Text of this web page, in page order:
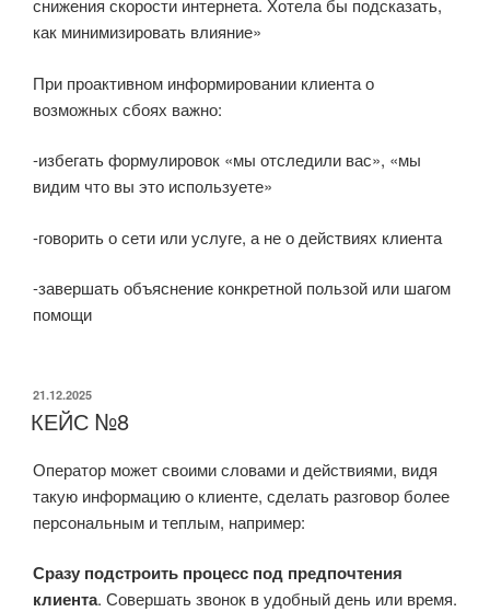
снижения скорости интернета. Хотела бы подсказать,
как минимизировать влияние»
При проактивном информировании клиента о
возможных сбоях важно:
-избегать формулировок «мы отследили вас», «мы
видим что вы это используете»
-говорить о сети или услуге, а не о действиях клиента
-завершать объяснение конкретной пользой или шагом
помощи
ОПУБЛИКОВАНО
21.12.2025
КЕЙС №8
Оператор может своими словами и действиями, видя
такую информацию о клиенте, сделать разговор более
персональным и теплым, например:
Сразу подстроить процесс под предпочтения
клиента. Совершать звонок в удобный день или время.